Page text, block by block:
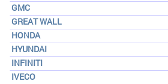
GMC
GREAT WALL
HONDA
HYUNDAI
INFINITI
IVECO